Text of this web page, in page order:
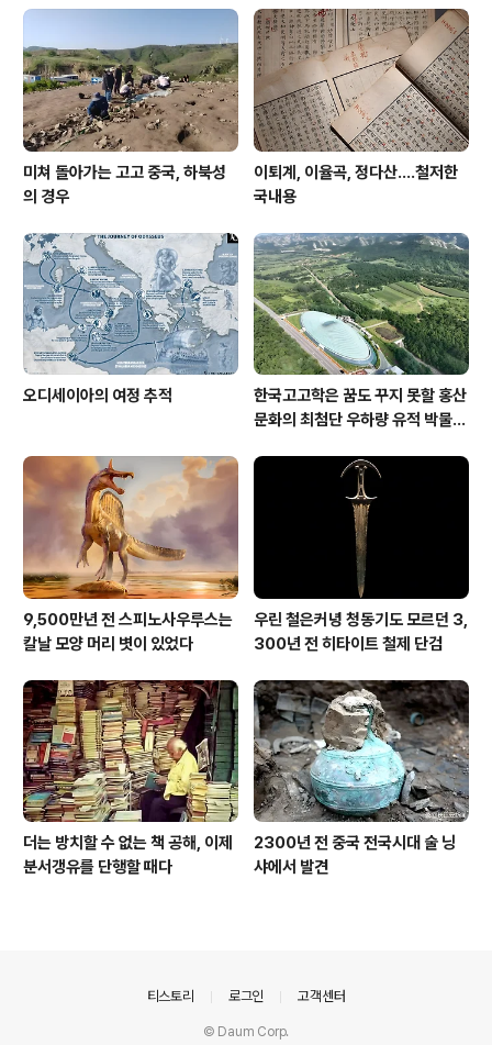
화제로 올린 이가 바로 저 걸그룹 멤버 리사였다. 리사를 입
에 올리는 그네들 표정에는 뭐랄까 자부심이랄까 이런 게
대단함이 물씬 묻어났다. 덧붙여 태국사람들한테 영국 프
로미어리그 레스터시..
미쳐 돌아가는 고고 중국, 하북성
의 경우
이퇴계, 이율곡, 정다산....철저한
국내용
오디세이아의 여정 추적
한국고고학은 꿈도 꾸지 못할 홍산
문화의 최첨단 우하량 유적 박물관
9,500만년 전 스피노사우루스는
칼날 모양 머리 볏이 있었다
우린 철은커녕 청동기도 모르던 3,
300년 전 히타이트 철제 단검
더는 방치할 수 없는 책 공해, 이제
분서갱유를 단행할 때다
2300년 전 중국 전국시대 술 닝
샤에서 발견
티스토리 로그인 고객센터
© Daum Corp.